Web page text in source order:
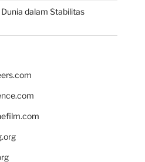
dalam Stabilitas